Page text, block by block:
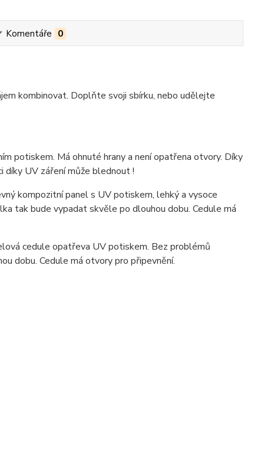
Komentáře 0
kombinovat. Doplňte svoji sbírku, nebo udělejte
potiskem. Má ohnuté hrany a není opatřena otvory. Díky
díky UV záření může blednout !
kompozitní panel s UV potiskem, lehký a vysoce
tak bude vypadat skvěle po dlouhou dobu. Cedule má
cedule opatřeva UV potiskem. Bez problémů
dobu. Cedule má otvory pro připevnění.